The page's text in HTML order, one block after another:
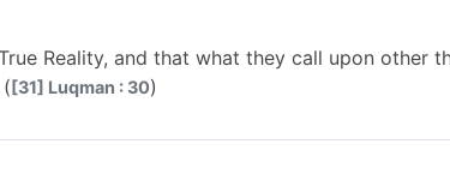
Reality, and that what they call upon other
[31] Luqman : 30)